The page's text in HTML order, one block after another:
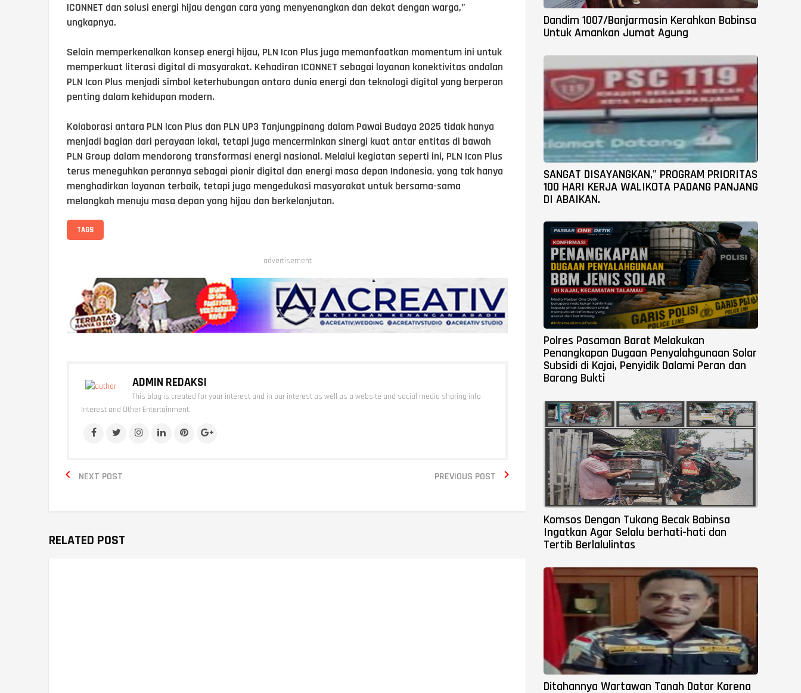
ICONNET dan solusi energi hijau dengan cara yang menyenangkan dan dekat dengan warga,”
ungkapnya.
Selain memperkenalkan konsep energi hijau, PLN Icon Plus juga memanfaatkan momentum ini untuk
memperkuat literasi digital di masyarakat. Kehadiran ICONNET sebagai layanan konektivitas andalan
PLN Icon Plus menjadi simbol keterhubungan antara dunia energi dan teknologi digital yang berperan
penting dalam kehidupan modern.
Kolaborasi antara PLN Icon Plus dan PLN UP3 Tanjungpinang dalam Pawai Budaya 2025 tidak hanya
menjadi bagian dari perayaan lokal, tetapi juga mencerminkan sinergi kuat antar entitas di bawah
PLN Group dalam mendorong transformasi energi nasional. Melalui kegiatan seperti ini, PLN Icon Plus
terus meneguhkan perannya sebagai pionir digital dan energi masa depan Indonesia, yang tak hanya
menghadirkan layanan terbaik, tetapi juga mengedukasi masyarakat untuk bersama-sama
melangkah menuju masa depan yang hijau dan berkelanjutan.
TAGS
advertisement
ADMIN REDAKSI
This blog is created for your interest and in our interest as well as a website and social media sharing info
Interest and Other Entertainment.
NEXT POST
 PREVIOUS POST 
RELATED POST
Dandim 1007/Banjarmasin Kerahkan Babinsa
Untuk Amankan Jumat Agung
SANGAT DISAYANGKAN," PROGRAM PRIORITAS
100 HARI KERJA WALIKOTA PADANG PANJANG
DI ABAIKAN.
Polres Pasaman Barat Melakukan
Penangkapan Dugaan Penyalahgunaan Solar
Subsidi di Kajai, Penyidik Dalami Peran dan
Barang Bukti
Komsos Dengan Tukang Becak Babinsa
Ingatkan Agar Selalu berhati-hati dan
Tertib Berlalulintas
Ditahannya Wartawan Tanah Datar Karena